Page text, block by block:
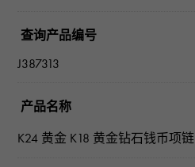
查询产品编号
J387313
产品名称
K24 黄金 K18 黄金钻石钱币项链